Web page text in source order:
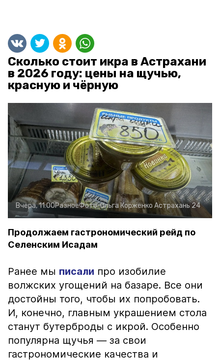
Сколько стоит икра в Астрахани
в 2026 году: цены на щучью,
красную и чёрную
Вчера, 11:00РазноеФото:Ольга Корженко Астрахань 24
Продолжаем гастрономический рейд по
Селенским Исадам
Ранее мы писали про изобилие
волжских угощений на базаре. Все они
достойны того, чтобы их попробовать.
И, конечно, главным украшением стола
станут бутерброды с икрой. Особенно
популярна щучья — за свои
гастрономические качества и